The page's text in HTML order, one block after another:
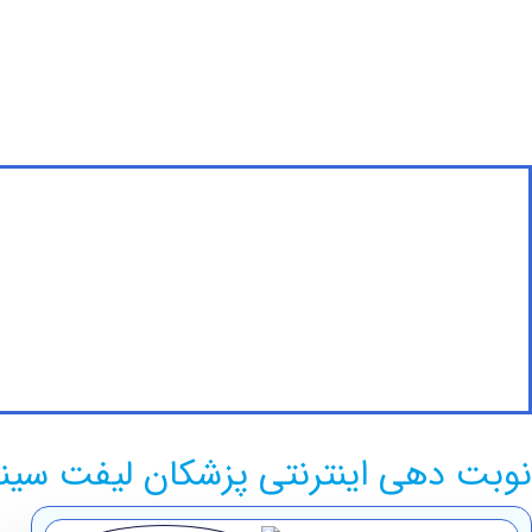
نوبت دهی اینترنتی پزشکان لیفت